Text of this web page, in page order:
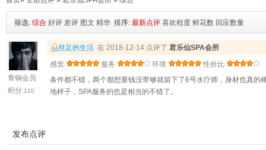
筛选: 综合 好评 差评 图文 精华 排序: 最新点评 喜欢程度 鲜花数 回应数量
青铜会员
积分:110
丝足的生活 在 2018-12-14 点评了 君乐仙SPA会所
感觉
服务 环境
性价比
条件都不错，两个都想要钱没带够就留下了6号水疗师，身材也真的
地样子，SPA服务的也是相当的不错了。
发布点评